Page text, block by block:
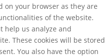
on your browser as they are
of the website.
help us analyze and
These cookies will be stored
You also have the option